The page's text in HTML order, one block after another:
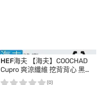
HEF海夫 【海夫】COOCHAD
Cupro 爽涼纖維 挖背背心 黑
(Cupro158-008)_XL
(0)